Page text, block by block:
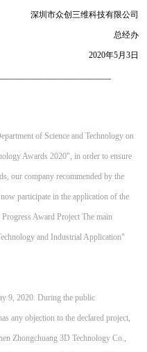
深圳市众创三维科技有限公司
总经办
2020年5月3日
of Science and Technology on
Awards 2020", in order to ensure
our company recommended by the
participate in the application of the
Award Project The main
and Industrial Application"
9, 2020. During the public
any objection to the declared project,
Zhongchuang 3D Technology Co.,